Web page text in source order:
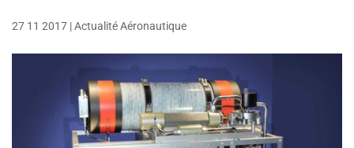
27 11 2017 |Actualité Aéronautique